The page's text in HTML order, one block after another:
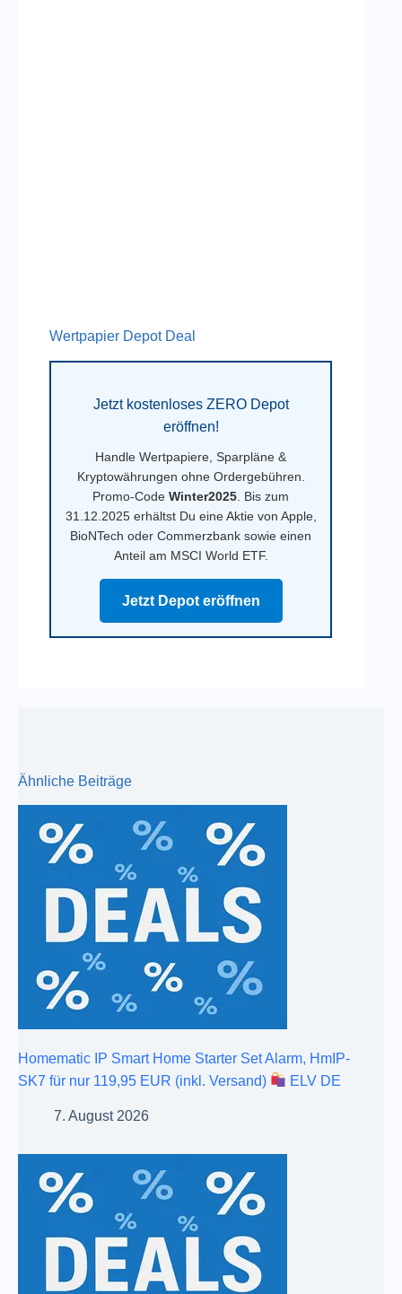
Wertpapier Depot Deal
Jetzt kostenloses ZERO Depot
eröffnen!
Handle Wertpapiere, Sparpläne &
Kryptowährungen ohne Ordergebühren.
Promo-CodeWinter2025. Bis zum
31.12.2025 erhältst Du eine Aktie von Apple,
BioNTech oder Commerzbank sowie einen
Anteil am MSCI World ETF.
Jetzt Depot eröffnen
Ähnliche Beiträge
Homematic IP Smart Home Starter Set Alarm, HmIP-
SK7 für nur 119,95 EUR (inkl. Versand)
ELV DE
7. August 2026